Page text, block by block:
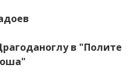
в "Полите